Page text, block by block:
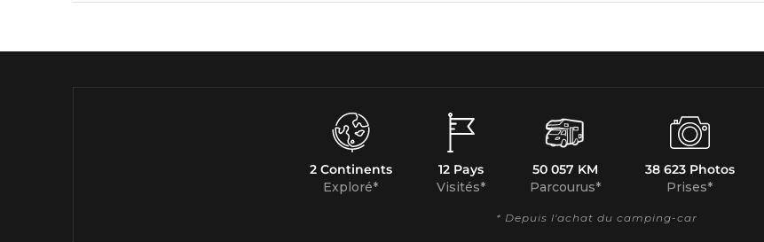
2 Continents
Exploré*
12 Pays
Visités*
50 057 KM
Parcourus*
38 623 Photos
Prises*
* Depuis l'achat du camping-car